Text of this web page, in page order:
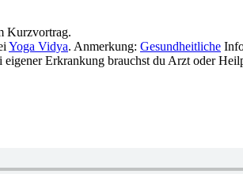
Kurzvortrag.
Yoga Vidya. Anmerkung: Gesundheitliche
eigener Erkrankung brauchst du Arzt oder